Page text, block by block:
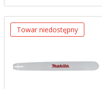
Towar niedostępny